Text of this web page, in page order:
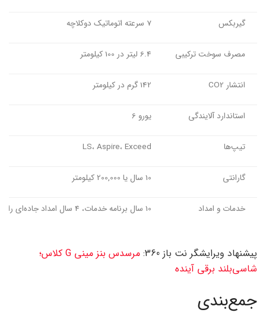
گیربکس 7 سرعته اتوماتیک دوکلاچه
مصرف سوخت ترکیبی 6.4 لیتر در 100 کیلومتر
انتشار CO2 142 گرم در کیلومتر
استاندارد آلایندگی یورو 6
تیپ‌ها LS، Aspire، Exceed
گارانتی 10 سال یا 200,000 کیلومتر
خدمات و امداد 10 سال برنامه خدمات، 4 سال امداد جاده‌ای رایگان
پیشنهاد ویرایشگر نت باز 360:
مرسدس بنز مینی G کلاس؛
شاسی‌بلند برقی آینده
جمع‌بندی